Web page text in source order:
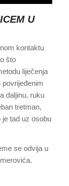
U
kontaktu
što
liječenja
daljinu, ruku
tretman,
tad uz osobu
se odvija u